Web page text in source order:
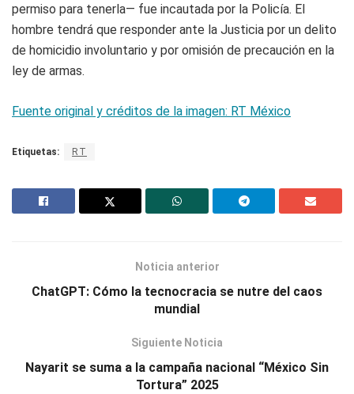
permiso para tenerla— fue incautada por la Policía. El
hombre tendrá que responder ante la Justicia por un delito
de homicidio involuntario y por omisión de precaución en la
ley de armas.
Fuente original y créditos de la imagen: RT México
Etiquetas: RT
Noticia anterior
ChatGPT: Cómo la tecnocracia se nutre del caos
mundial
Siguiente Noticia
Nayarit se suma a la campaña nacional “México Sin
Tortura” 2025